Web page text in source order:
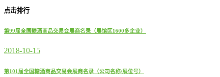
点击排行
第99届全国糖酒商品交易会展商名录（展馆区1600多企业）
2018-10-15
第101届全国糖酒商品交易会展商名录（公司名称/展位号）